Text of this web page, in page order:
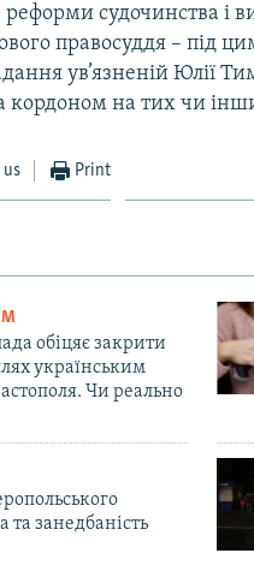
судочинства і
правосуддя – під
ув’язненій Юлії
кордоном на тих чи
Print
обіцяє закрити
українським
Чи реально
та занедбаність